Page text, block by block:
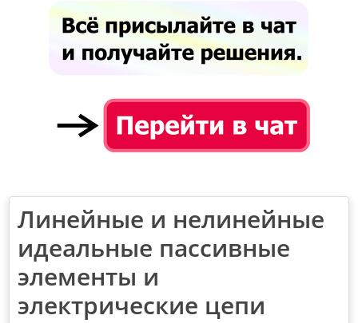
Линейные и нелинейные
идеальные пассивные
элементы и
электрические цепи